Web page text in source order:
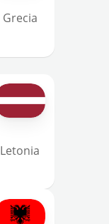
Grecia
Letonia